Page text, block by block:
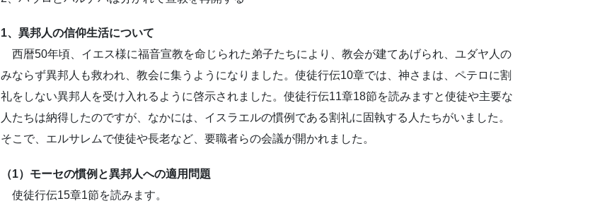
1、異邦人の信仰生活について
西暦50年頃、イエス様に福音宣教を命じられた弟子たちにより、教会が建てあげられ、ユダヤ人の
みならず異邦人も救われ、教会に集うようになりました。使徒行伝10章では、神さまは、ペテロに割
礼をしない異邦人を受け入れるように啓示されました。使徒行伝11章18節を読みますと使徒や主要な
人たちは納得したのですが、なかには、イスラエルの慣例である割礼に固執する人たちがいました。
そこで、エルサレムで使徒や長老など、要職者らの会議が開かれました。
（1）モーセの慣例と異邦人への適用問題
使徒行伝15章1節を読みます。